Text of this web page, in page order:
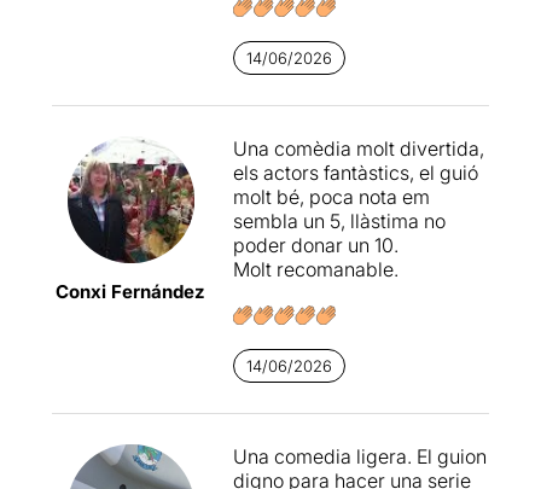
14/06/2026
Conxi Fernández
Una comèdia molt divertida,
els actors fantàstics, el guió
molt bé, poca nota em
sembla un 5, llàstima no
poder donar un 10.
Molt recomanable.
14/06/2026
Una comedia ligera. El guion
digno para hacer una serie